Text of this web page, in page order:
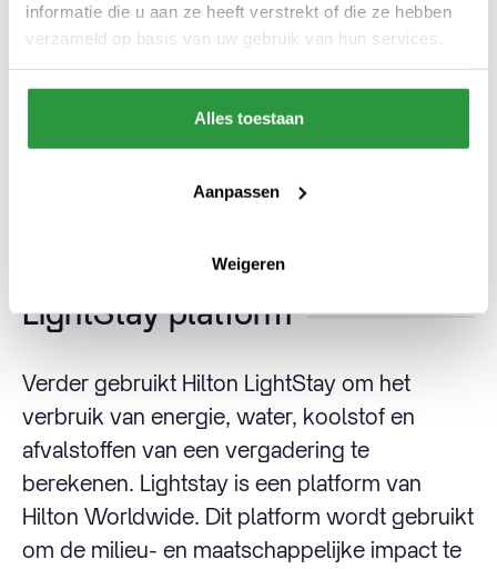
informatie die u aan ze heeft verstrekt of die ze hebben
verzameld op basis van uw gebruik van hun services.
Alles toestaan
Aanpassen
Weigeren
maatschappelijk verantwoord is. De hotels
werken ook samen met bedrijven om de
voedselverspilling en het papiergebruik te
verminderen. Daarnaast wordt het gebruik
van de digitale sleutel om contactloos in en
uit te checken aangemoedigd om zo minder
LightStay platform
Verder gebruikt Hilton LightStay om het
verbruik van energie, water, koolstof en
afvalstoffen van een vergadering te
berekenen. Lightstay is een platform van
Hilton Worldwide. Dit platform wordt gebruikt
om de milieu- en maatschappelijke impact te